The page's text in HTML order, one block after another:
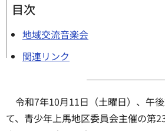
目次
地域交流音楽会
関連リンク
令和7年10月11日（土曜日）、午
て、青少年上馬地区委員会主催の第